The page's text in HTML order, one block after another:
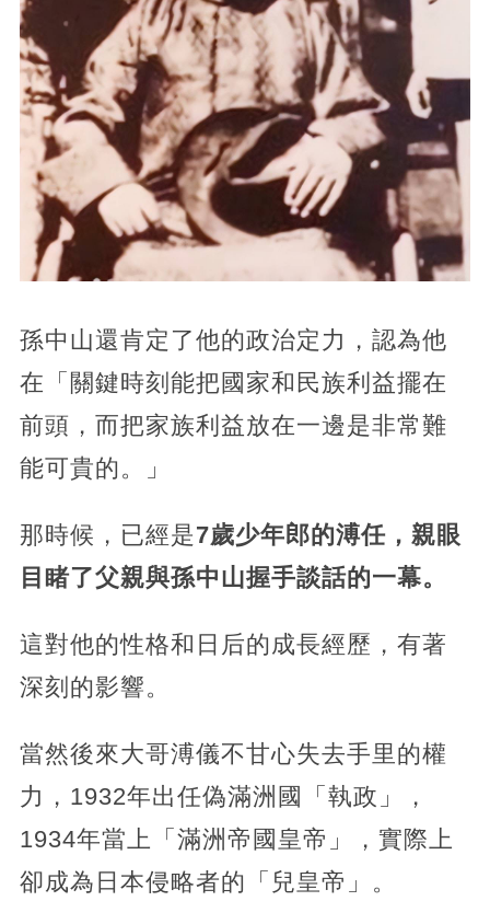
孫中山還肯定了他的政治定力，認為他
在「關鍵時刻能把國家和民族利益擺在
前頭，而把家族利益放在一邊是非常難
能可貴的。」
那時候，已經是7歲少年郎的溥任，親眼
目睹了父親與孫中山握手談話的一幕。
這對他的性格和日后的成長經歷，有著
深刻的影響。
當然後來大哥溥儀不甘心失去手里的權
力，1932年出任偽滿洲國「執政」，
1934年當上「滿洲帝國皇帝」，實際上
卻成為日本侵略者的「兒皇帝」。